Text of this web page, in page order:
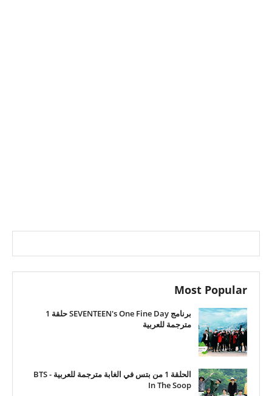
Most Popular
برنامج SEVENTEEN's One Fine Day حلقة 1
مترجمة للعربية
الحلقة 1 من بتس في الغابة مترجمة للعربية - BTS
In The Soop